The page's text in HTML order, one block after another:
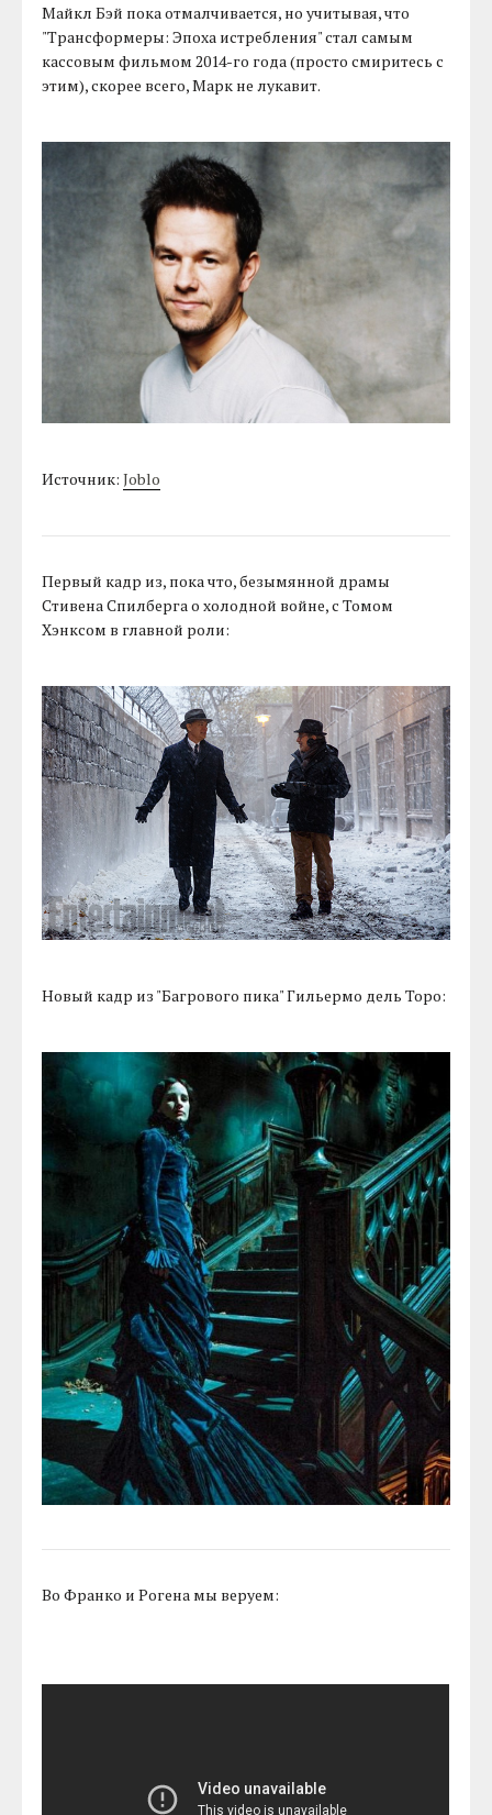
Майкл Бэй пока отмалчивается, но учитывая, что
"Трансформеры: Эпоха истребления" стал самым
кассовым фильмом 2014-го года (просто смиритесь с
этим), скорее всего, Марк не лукавит.
Источник:Joblo
Первый кадр из, пока что, безымянной драмы
Стивена Спилберга о холодной войне, с Томом
Хэнксом в главной роли:
Новый кадр из "Багрового пика" Гильермо дель Торо:
Во Франко и Рогена мы веруем: